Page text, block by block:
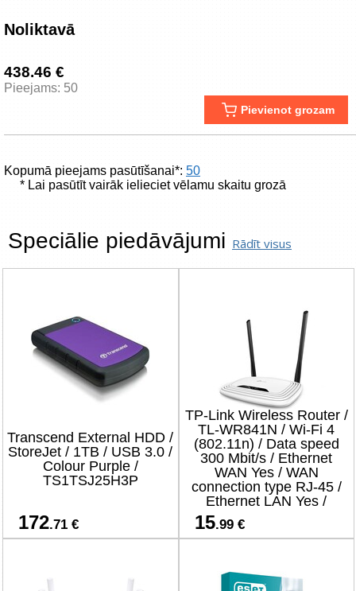
Noliktavā
438.46 €
Pieejams: 50
Pievienot grozam
Kopumā pieejams pasūtīšanai*: 50
* Lai pasūtīt vairāk ielieciet vēlamu skaitu grozā
Speciālie piedāvājumi Rādīt visus
Transcend External HDD /
StoreJet / 1TB / USB 3.0 /
Colour Purple /
TS1TSJ25H3P
172.71 €
TP-Link Wireless Router /
TL-WR841N / Wi-Fi 4
(802.11n) / Data speed
300 Mbit/s / Ethernet
WAN Yes / WAN
connection type RJ-45 /
Ethernet LAN Yes /
4xLAN ports
15.99 €